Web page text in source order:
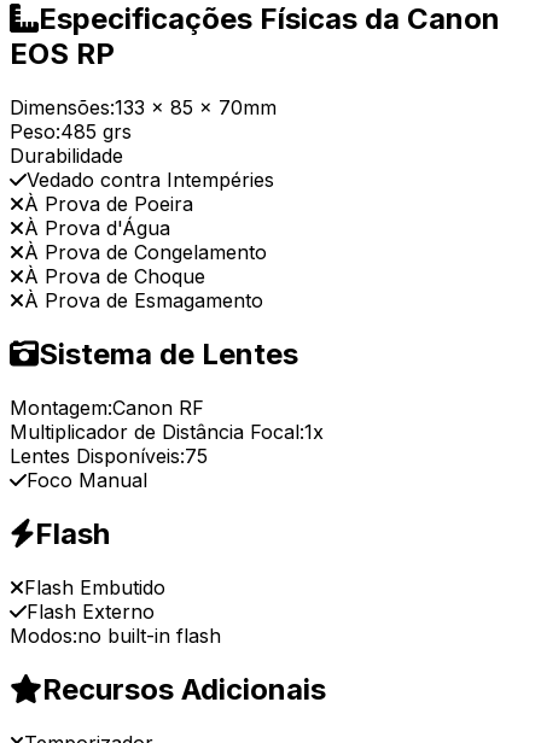
Especificações Físicas da Canon
EOS RP
Dimensões:133 x 85 x 70mm
Peso:485 grs
Durabilidade
Vedado contra Intempéries
À Prova de Poeira
À Prova d'Água
À Prova de Congelamento
À Prova de Choque
À Prova de Esmagamento
Sistema de Lentes
Montagem:Canon RF
Multiplicador de Distância Focal:1x
Lentes Disponíveis:75
Foco Manual
Flash
Flash Embutido
Flash Externo
Modos:no built-in flash
Recursos Adicionais